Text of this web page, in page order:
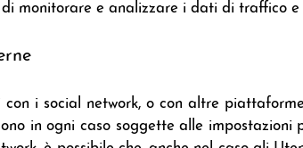
monitorare e analizzare i dati di traffico
i social network, o con altre
in ogni caso soggette alle impostazioni